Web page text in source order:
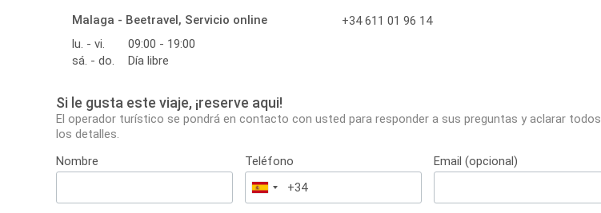
Malaga - Beetravel, Servicio online
lu. - vi.
09:00 - 19:00
sá. - do.
Día libre
+34 611 01 96 14
Si le gusta este viaje, ¡reserve aqui!
El operador turístico se pondrá en contacto con usted para responder a sus preguntas y aclarar todos
los detalles.
Nombre
Teléfono
España
+34
Email (opcional)